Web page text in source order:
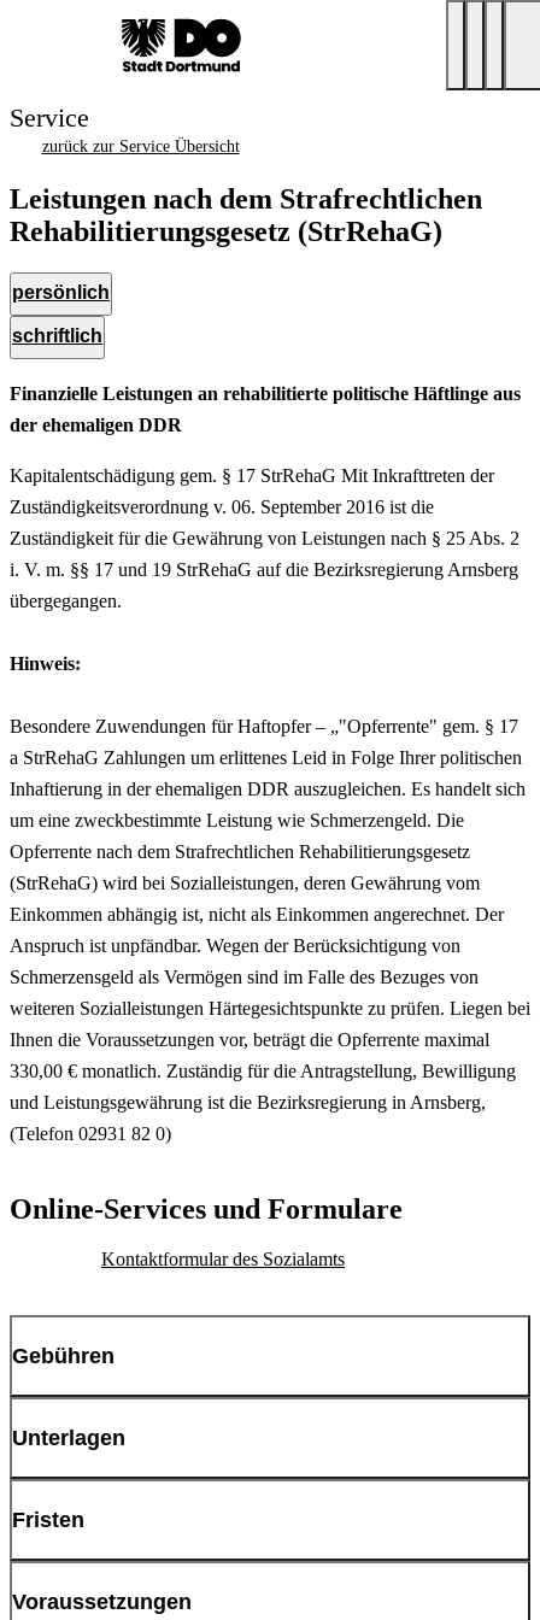
Service
zurück zur Service Übersicht
Leistungen nach dem Strafrechtlichen
Rehabilitierungsgesetz (StrRehaG)
persönlich
schriftlich
Finanzielle Leistungen an rehabilitierte politische Häftlinge aus
der ehemaligen DDR
Kapitalentschädigung gem. § 17 StrRehaG Mit Inkrafttreten der
Zuständigkeitsverordnung v. 06. September 2016 ist die
Zuständigkeit für die Gewährung von Leistungen nach § 25 Abs. 2
i. V. m. §§ 17 und 19 StrRehaG auf die Bezirksregierung Arnsberg
übergegangen.
Hinweis:
Besondere Zuwendungen für Haftopfer – „"Opferrente" gem. § 17
a StrRehaG Zahlungen um erlittenes Leid in Folge Ihrer politischen
Inhaftierung in der ehemaligen DDR auszugleichen. Es handelt sich
um eine zweckbestimmte Leistung wie Schmerzengeld. Die
Opferrente nach dem Strafrechtlichen Rehabilitierungsgesetz
(StrRehaG) wird bei Sozialleistungen, deren Gewährung vom
Einkommen abhängig ist, nicht als Einkommen angerechnet. Der
Anspruch ist unpfändbar. Wegen der Berücksichtigung von
Schmerzensgeld als Vermögen sind im Falle des Bezuges von
weiteren Sozialleistungen Härtegesichtspunkte zu prüfen. Liegen bei
Ihnen die Voraussetzungen vor, beträgt die Opferrente maximal
330,00 € monatlich. Zuständig für die Antragstellung, Bewilligung
und Leistungsgewährung ist die Bezirksregierung in Arnsberg,
(Telefon 02931 82 0)
Online-Services und Formulare
Kontaktformular des Sozialamts
Gebühren
Diese Leistung ist kostenfrei.
Unterlagen
Damit Ihr Anspruch geprüft und bearbeitet werden kann, sind
Fristen
Die Bearbeitungszeit ist abhängig von Ihrer Mitwirkung als
Voraussetzungen